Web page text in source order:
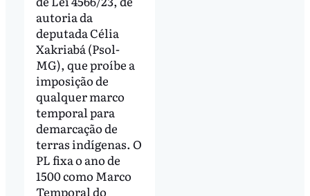
autoria da
deputada Célia
Xakriabá (Psol-
MG), que proíbe a
imposição de
qualquer marco
temporal para
demarcação de
terras indígenas. O
PL fixa o ano de
1500 como Marco
Temporal do